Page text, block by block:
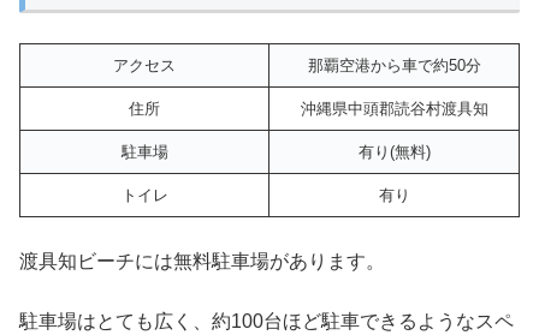
アクセス 那覇空港から車で約50分
住所 沖縄県中頭郡読谷村渡具知
駐車場 有り(無料)
トイレ 有り
渡具知ビーチには無料駐車場があります。
駐車場はとても広く、約100台ほど駐車できるようなスペ